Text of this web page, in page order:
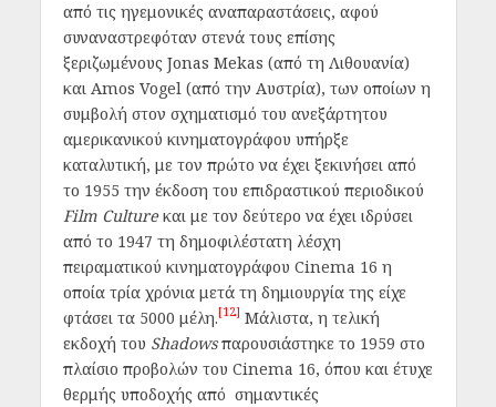
από τις ηγεμονικές αναπαραστάσεις, αφού
συναναστρεφόταν στενά τους επίσης
ξεριζωμένους Jonas Mekas (από τη Λιθουανία)
και Amos Vogel (από την Αυστρία), των οποίων η
συμβολή στον σχηματισμό του ανεξάρτητου
αμερικανικού κινηματογράφου υπήρξε
καταλυτική, με τον πρώτο να έχει ξεκινήσει από
το 1955 την έκδοση του επιδραστικού περιοδικού
Film Cultureκαι με τον δεύτερο να έχει ιδρύσει
από το 1947 τη δημοφιλέστατη λέσχη
πειραματικού κινηματογράφου Cinema 16 η
οποία τρία χρόνια μετά τη δημιουργία της είχε
φτάσει τα 5000 μέλη.[12] Μάλιστα, η τελική
εκδοχή του Shadowsπαρουσιάστηκε το 1959 στο
πλαίσιο προβολών του Cinema 16, όπου και έτυχε
θερμής υποδοχής από σημαντικές